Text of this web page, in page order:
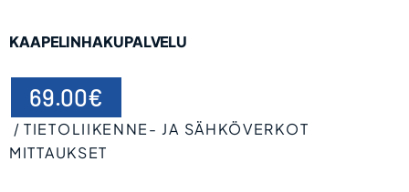
KAAPELINHAKUPALVELU
69.00€
TIETOLIIKENNE- JA SÄHKÖVERKOT
/
MITTAUKSET